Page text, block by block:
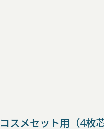
コスメセット用（4枚